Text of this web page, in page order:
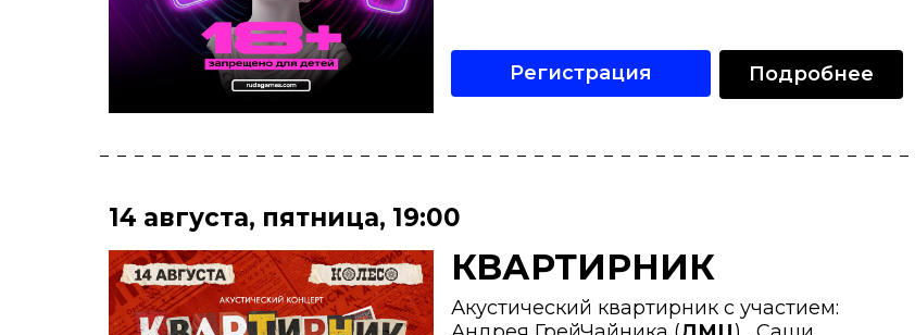
Регистрация Подробнее
14 августа, пятница, 19:00
КВАРТИРНИК
Акустический квартирник с участием: